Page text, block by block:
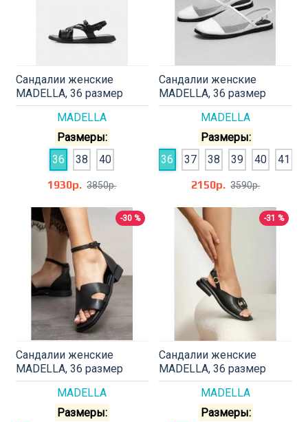
MADELLA
Сандалии женские
MADELLA, 36 размер
Размеры:
36
38
40
1930р. 3850р.
MADELLA
Сандалии женские
MADELLA, 36 размер
Размеры:
36
37 38 39 40
41
2150р. 3590р.
-30 %
MADELLA
Сандалии женские
MADELLA, 36 размер
Размеры:
-31 %
MADELLA
Сандалии женские
MADELLA, 36 размер
Размеры: